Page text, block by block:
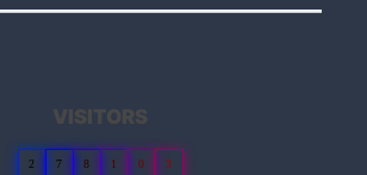
VISITORS
2 7 8 1 0 3